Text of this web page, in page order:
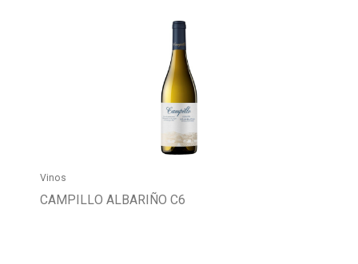
Vinos
CAMPILLO ALBARIÑO C6